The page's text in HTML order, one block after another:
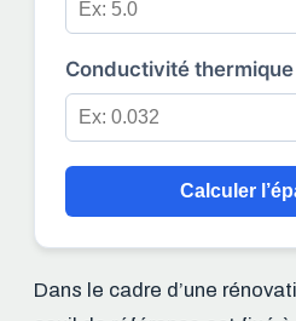
Conductivité thermique
Calculer
Dans le cadre d’une